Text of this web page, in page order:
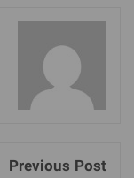
Previous Post